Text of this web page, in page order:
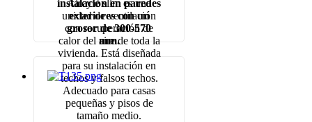
instalación en paredes
exteriores con un
grosor de 300-570
mm.
Aircyle slim es una
unidad de ventilación
con recuperación de
calor del aire de toda la
vivienda. Está diseñada
para su instalación en
techos y falsos techos.
Adecuado para casas
pequeñas y pisos de
tamaño medio.